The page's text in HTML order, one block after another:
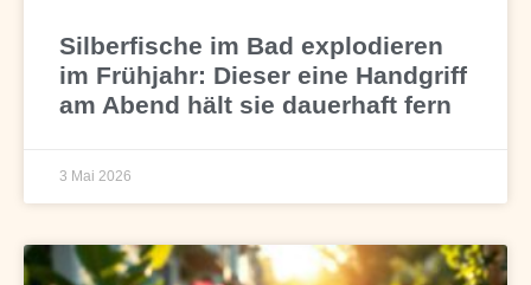
Silberfische im Bad explodieren
im Frühjahr: Dieser eine Handgriff
am Abend hält sie dauerhaft fern
3 Mai 2026